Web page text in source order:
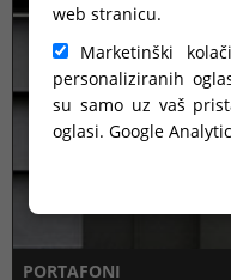
web stranicu.
Marketinški
personaliziranih
su samo uz vaš
oglasi. Google
PORTAFONI